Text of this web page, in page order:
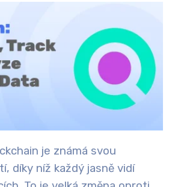
je známá svou
díky níž každý jasně vidí